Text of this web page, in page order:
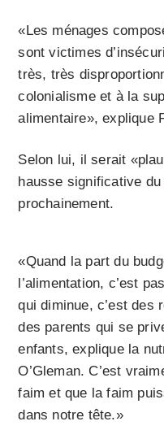
«Les ménages
sont victimes
très, très
colonialisme et à la
alimentaire», explique
Selon lui, il serait
hausse significative
prochainement.
«Quand la part du
l’alimentation, c’est
qui diminue, c’est des
des parents qui se
enfants, explique la
O’Gleman. C’est
faim et que la faim
dans notre tête.»